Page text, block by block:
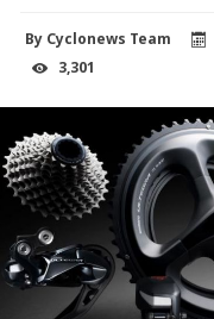
By Cyclonews Team
3,301